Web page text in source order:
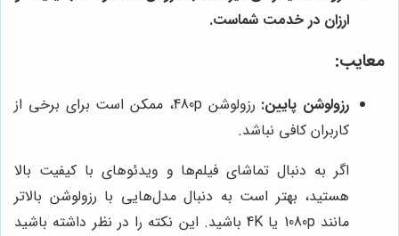
ارزان در خدمت شماست.
معایب:
رزولوشن پایین:
رزولوشن 480p، ممکن است برای برخی از
کاربران کافی نباشد.
اگر به دنبال تماشای فیلم‌ها و ویدئوهای با کیفیت بالا
هستید، بهتر است به دنبال مدل‌هایی با رزولوشن بالاتر
مانند 1080p یا 4K باشید. این نکته را در نظر داشته باشید